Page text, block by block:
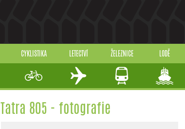
CYKLISTIKA LETECTVÍ ŽELEZNICE LODĚ
Tatra 805 - fotografie